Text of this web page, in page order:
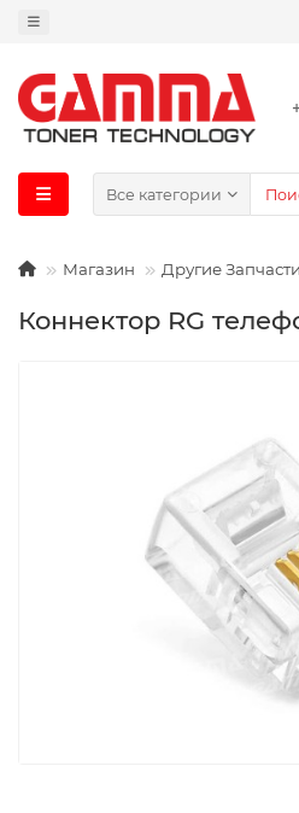
Все категории
Магазин Другие Запчасти
Коннектор RG